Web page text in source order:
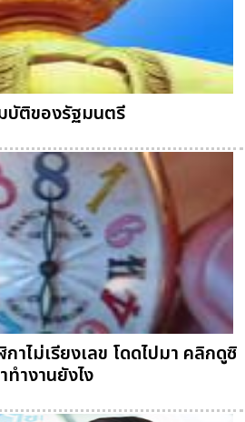
ติของรัฐมนตรี
ไม่เรียงเลข โดดไปมา คลิกดูซิ
ทำงานยังไง